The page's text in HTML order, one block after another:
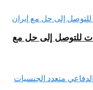
للتوصل إلى حل مع